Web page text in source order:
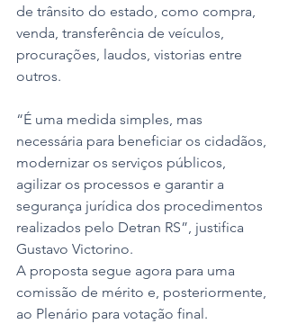
de trânsito do estado, como compra,
venda, transferência de veículos,
procurações, laudos, vistorias entre
outros.
“É uma medida simples, mas
necessária para beneficiar os cidadãos,
modernizar os serviços públicos,
agilizar os processos e garantir a
segurança jurídica dos procedimentos
realizados pelo Detran RS”, justifica
Gustavo Victorino.
A proposta segue agora para uma
comissão de mérito e, posteriormente,
ao Plenário para votação final.